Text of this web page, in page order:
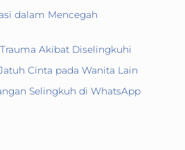
dalam Mencegah
Akibat Diselingkuhi
Cinta pada Wanita Lain
Selingkuh di WhatsApp